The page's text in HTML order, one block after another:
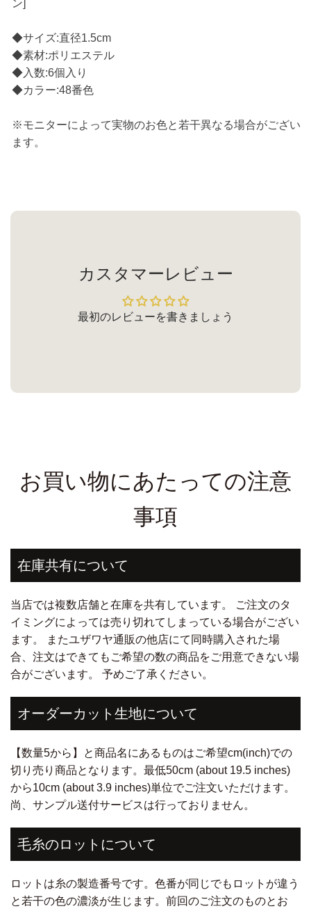
ン]
◆サイズ:直径1.5cm
◆素材:ポリエステル
◆入数:6個入り
◆カラー:48番色
※モニターによって実物のお色と若干異なる場合がござい
ます。
カスタマーレビュー
最初のレビューを書きましょう
お買い物にあたっての注意
事項
在庫共有について
当店では複数店舗と在庫を共有しています。 ご注文のタ
イミングによっては売り切れてしまっている場合がござい
ます。 またユザワヤ通販の他店にて同時購入された場
合、注文はできてもご希望の数の商品をご用意できない場
合がございます。 予めご了承ください。
オーダーカット生地について
【数量5から】と商品名にあるものはご希望cm(inch)での
切り売り商品となります。最低50cm (about 19.5 inches)
から10cm (about 3.9 inches)単位でご注文いただけます。
尚、サンプル送付サービスは行っておりません。
毛糸のロットについて
ロットは糸の製造番号です。色番が同じでもロットが違う
と若干の色の濃淡が生じます。前回のご注文のものとお